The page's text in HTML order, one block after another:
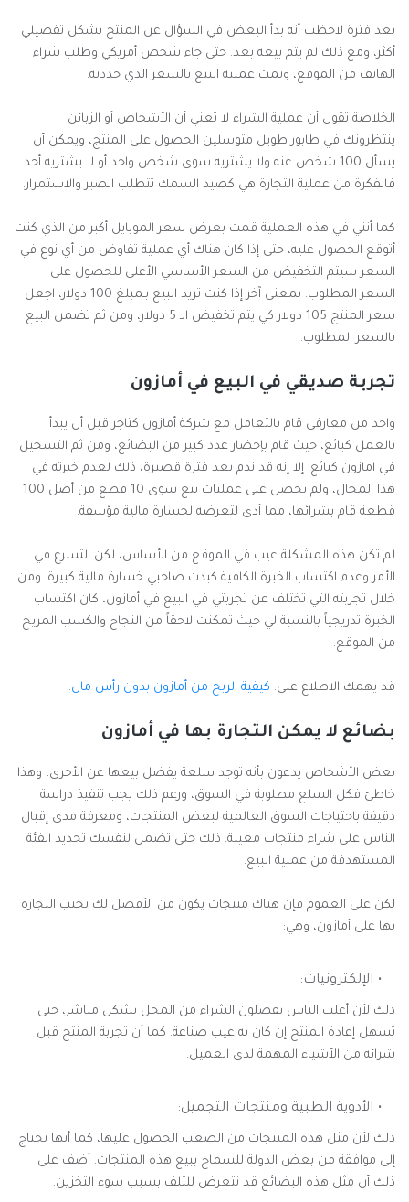
بعد فترة لاحظت أنه بدأ البعض في السؤال عن المنتج بشكل تفصيلي
أكثر، ومع ذلك لم يتم بيعه بعد. حتى جاء شخص أمريكي وطلب شراء
الهاتف من الموقع، وتمت عملية البيع بالسعر الذي حددته.
الخلاصة تقول أن عملية الشراء لا تعني أن الأشخاص أو الزبائن
ينتظرونك في طابور طويل متوسلين الحصول على المنتج، ويمكن أن
يسأل 100 شخص عنه ولا يشتريه سوى شخص واحد أو لا يشتريه أحد.
فالفكرة من عملية التجارة هي كصيد السمك تتطلب الصبر والاستمرار.
كما أنني في هذه العملية قمت بعرض سعر الموبايل أكبر من الذي كنت
أتوقع الحصول عليه، حتى إذا كان هناك أي عملية تفاوض من أي نوع في
السعر سيتم التخفيض من السعر الأساسي الأعلى للحصول على
السعر المطلوب. بمعنى آخر إذا كنت تريد البيع بـمبلغ 100 دولار، اجعل
سعر المنتج 105 دولار كي يتم تخفيض الـ 5 دولار، ومن ثم تضمن البيع
بالسعر المطلوب.
تجربة صديقي في البيع في أمازون
واحد من معارفي قام بالتعامل مع شركة أمازون كتاجر قبل أن يبدأ
بالعمل كبائع، حيث قام بإحضار عدد كبير من البضائع، ومن ثم التسجيل
في امازون كبائع. إلا إنه قد ندم بعد فترة قصيرة، ذلك لعدم خبرته في
هذا المجال، ولم يحصل على عمليات بيع سوى 10 قطع من أصل 100
قطعة قام بشرائها، مما أدى لتعرضه لخسارة مالية مؤسفة.
لم تكن هذه المشكلة عيب في الموقع من الأساس، لكن التسرع في
الأمر وعدم اكتساب الخبرة الكافية كبدت صاحبي خسارة مالية كبيرة. ومن
خلال تجربته التي تختلف عن تجربتي في البيع في أمازون، كان اكتساب
الخبرة تدريجياً بالنسبة لي حيث تمكنت لاحقاً من النجاح والكسب المريح
من الموقع.
قد يهمك الاطلاع على: كيفية الربح من أمازون بدون رأس مال.
بضائع لا يمكن التجارة بها في أمازون
بعض الأشخاص يدعون بأنه توجد سلعة يفضل بيعها عن الأخرى، وهذا
خاطئ فكل السلع مطلوبة في السوق، ورغم ذلك يجب تنفيذ دراسة
دقيقة باحتياجات السوق العالمية لبعض المنتجات، ومعرفة مدى إقبال
الناس على شراء منتجات معينة. ذلك حتى تضمن لنفسك تحديد الفئة
المستهدفة من عملية البيع.
لكن على العموم فإن هناك منتجات يكون من الأفضل لك تجنب التجارة
بها على أمازون، وهي:
الإلكترونيات:
ذلك لأن أغلب الناس يفضلون الشراء من المحل بشكل مباشر، حتى
تسهل إعادة المنتج إن كان به عيب صناعة. كما أن تجربة المنتج قبل
شرائه من الأشياء المهمة لدى العميل.
الأدوية الطبية ومنتجات التجميل:
ذلك لأن مثل هذه المنتجات من الصعب الحصول عليها، كما أنها تحتاج
إلى موافقة من بعض الدولة للسماح ببيع هذه المنتجات. أضف على
ذلك أن مثل هذه البضائع قد تتعرض للتلف بسبب سوء التخزين.